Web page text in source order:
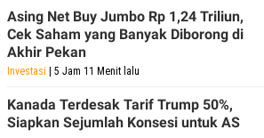
USE
PEDOMAN
PEMBERITAAN
POLICY
Asing Net Buy Jumbo Rp 1,24 Triliun,
Cek Saham yang Banyak Diborong di
Akhir Pekan
Investasi | 5 Jam 11 Menit lalu
Kanada Terdesak Tarif Trump 50%,
Siapkan Sejumlah Konsesi untuk AS